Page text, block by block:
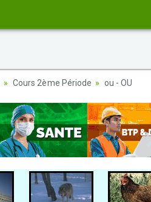
Cours 2ème Période ou - OU